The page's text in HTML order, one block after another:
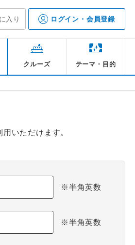
入り ログイン・会員登録
クルーズ テーマ・目的
いただけます。
※半角英数
※半角英数